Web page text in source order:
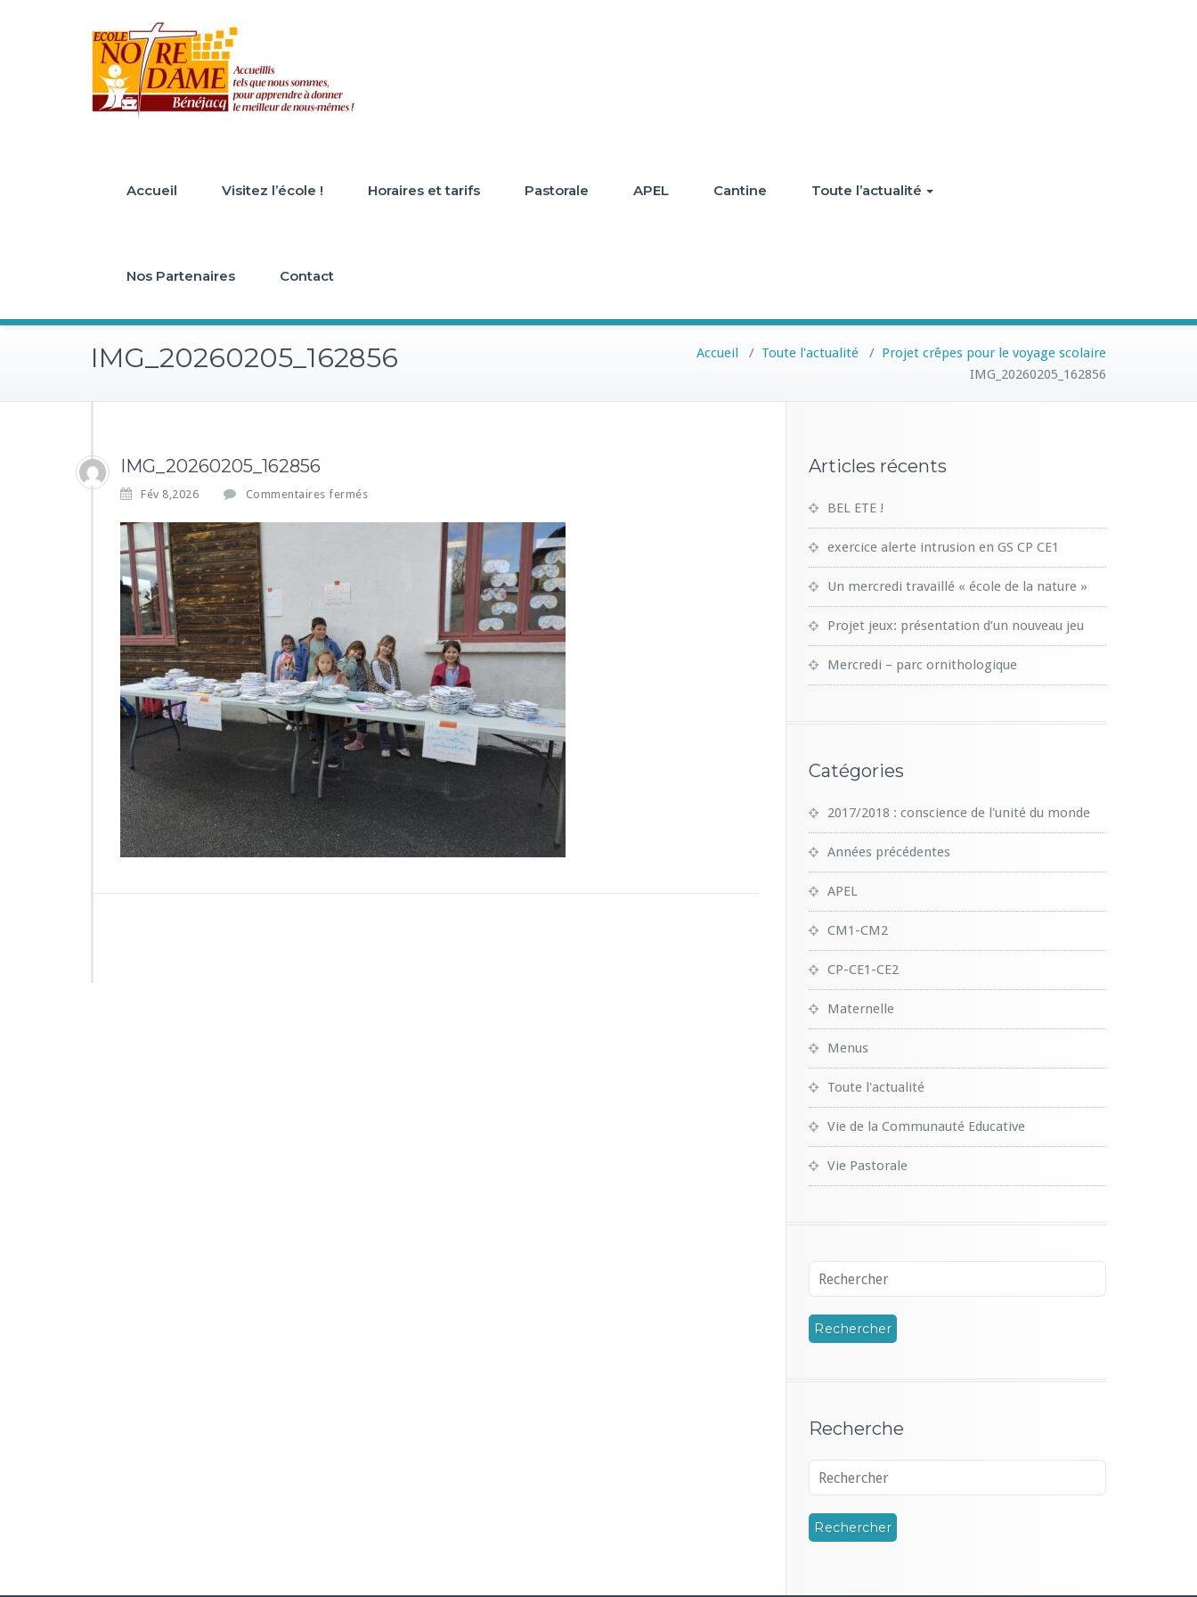
Accueil Visitez l’école ! Horaires et tarifs Pastorale APEL Cantine Toute l’actualité
Nos Partenaires Contact
IMG_20260205_162856 Accueil / Toute l'actualité / Projet crêpes pour le voyage scolaire
IMG_20260205_162856
IMG_20260205_162856
Fév 8,2026 Commentaires fermés
2
6
0
2
0
8
5
Articles récents
BEL ETE !
exercice alerte intrusion en GS CP CE1
Un mercredi travaillé « école de la nature »
Projet jeux: présentation d’un nouveau jeu
Mercredi – parc ornithologique
Catégories
2017/2018 : conscience de l'unité du monde
Années précédentes
APEL
CM1-CM2
CP-CE1-CE2
Maternelle
Menus
Toute l'actualité
Vie de la Communauté Educative
Vie Pastorale
Recherche